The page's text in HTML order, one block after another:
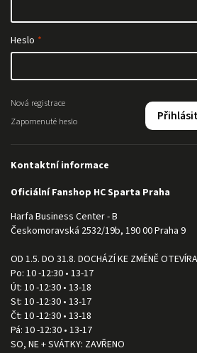
Heslo
Nová registrace
Zapomenuté heslo
Kontaktní informace
Oficiální Fanshop HC Sparta Praha
Harfa Business Center - B
Českomoravská 2532/19b, 190 00 Praha 9
OD 1.5. DO 31.8. DOCHÁZÍ KE ZMĚNĚ
Po: 10 -12:30 • 13-17
Út: 10 -12:30 • 13-18
St: 10 -12:30 • 13-17
Čt: 10 -12:30 • 13-18
Pá: 10 -12:30 • 13-17
SO, NE + SVÁTKY: ZAVŘENO